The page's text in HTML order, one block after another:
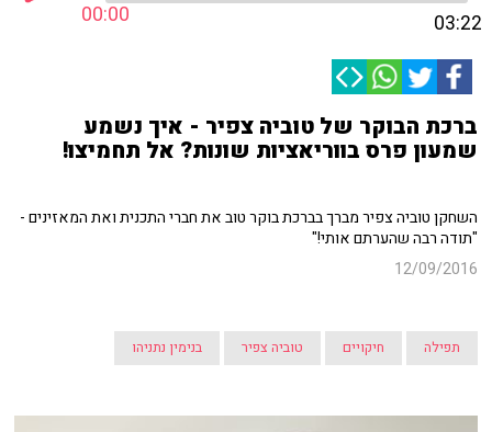
00:00 03:22
ברכת הבוקר של טוביה צפיר - איך נשמע
שמעון פרס בווריאציות שונות? אל תחמיצו!
השחקן טוביה צפיר מברך בברכת בוקר טוב את חברי התכנית ואת המאזינים -
"תודה רבה שהערתם אותי!"
12/09/2016
תפילה חיקויים טוביה צפיר בנימין נתניהו